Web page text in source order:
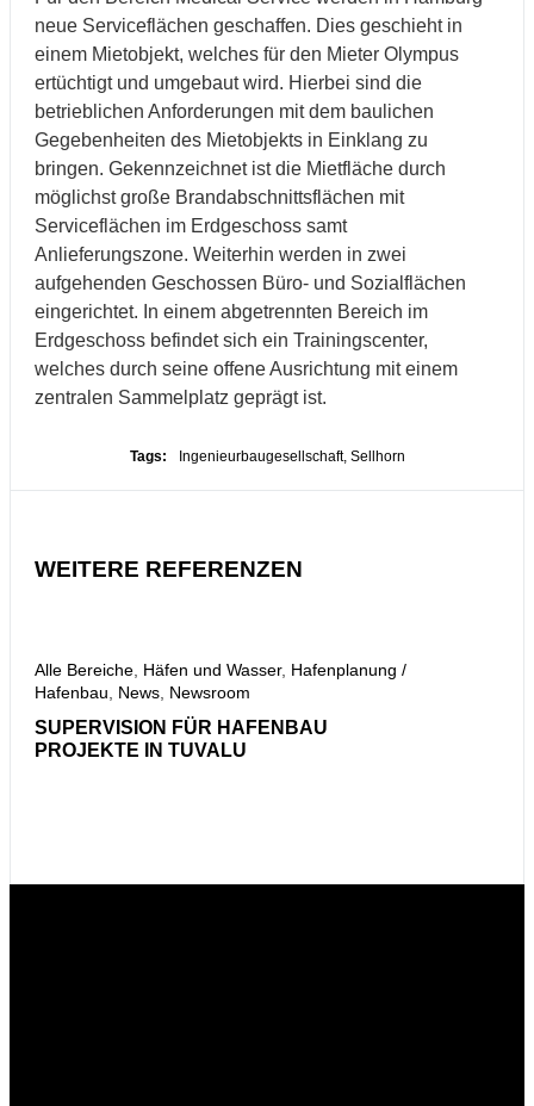
neue Serviceflächen geschaffen. Dies geschieht in
einem Mietobjekt, welches für den Mieter Olympus
ertüchtigt und umgebaut wird. Hierbei sind die
betrieblichen Anforderungen mit dem baulichen
Gegebenheiten des Mietobjekts in Einklang zu
bringen. Gekennzeichnet ist die Mietfläche durch
möglichst große Brandabschnittsflächen mit
Serviceflächen im Erdgeschoss samt
Anlieferungszone. Weiterhin werden in zwei
aufgehenden Geschossen Büro- und Sozialflächen
eingerichtet. In einem abgetrennten Bereich im
Erdgeschoss befindet sich ein Trainingscenter,
welches durch seine offene Ausrichtung mit einem
zentralen Sammelplatz geprägt ist.
Tags: Ingenieurbaugesellschaft, Sellhorn
WEITERE REFERENZEN
Alle Bereiche Häfen und Wasser, Hafenplanung /
Hafenbau
News Newsroom
SUPERVISION FÜR HAFENBAU
PROJEKTE IN TUVALU